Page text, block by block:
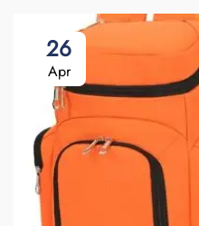
26
Apr